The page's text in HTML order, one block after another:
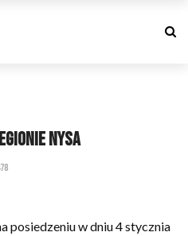
Nysa
posiedzeniu w dniu 4 stycznia